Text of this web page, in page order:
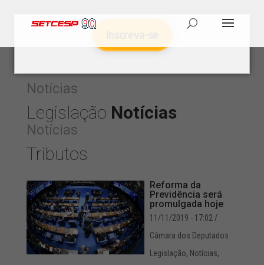
Notícias
Legislação Notícias
Notícias
Tributos
Reforma da
Previdência será
promulgada hoje
11/11/2019 - 17:02 /
Câmara dos Deputados
Legislação, Notícias,